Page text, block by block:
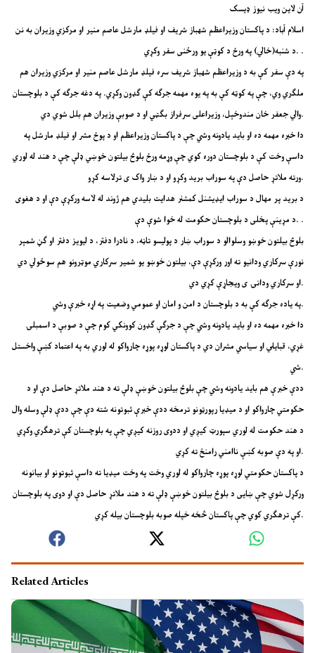
آن لاین ویب نیوز ډیسک
اسلام‌ آباد: د پاکستان وزیراعظم شهباز شریف او فیلډ مارشل عاصم منیر او مرکزي وزیران به نن
د شنبه(خالي) په ورځ د کوټې یو ورځنی سفر وکړي. .
په دې سفر کې به د وزیراعظم شهباز شریف سره فیلډ مارشل عاصم منیر او مرکزي وزیران هم
ملګري وي، چې په کوټه کې به په یوه مهمه جرګه کې ګډون وکړي. په دغه جرګه کې د بلوچستان
والي جعفر خان مندوخېل، وزیراعلی سرفراز بګټي او د صوبې وزیران هم بلل شوي دي.
دا خبره مهمه ده او باید یادونه وشي چې د پاکستان وزیراعظم او د پوځ مشر او فیلډ مارشل په
داسې وخت کې د بلوچستان دوره کوي چې وړمه ورځ بلوڅ بیلتون خوښي ډلې چې د هند له لوري
ورته ملاتړ حاصل دې په سوراب برید وکړو او د ښار واک ی ترلاسه کړو.
د برید پر مهال د سوراب ایډیشنل کمشنر هدایت بلیدي هم ژوند له لاسه ورکړې دې او د هغوی
د مړینې پخلی د بلوچستان حکومت له خوا شوې دې. .
بلوڅ بیلتون خوښو وسلوالو د سوراب ښار د پولیسو تاڼه، د نادرا دفتر، د لیویز دفتر او ګڼ شمېر
نورې سرکاري ودانیو ته اور ورکړې دې، بیلتون خوښو یو شمیر سرکاري موټرونو هم سوځولي دي
او سرکاري ودانۍ ی ویجاړې کړي دي.
په یاده جرګه کې به د بلوچستان د امن و امان او عمومي وضعيت په اړه خبرې وشي.
دا خبره مهمه ده او باید یادونه وشي چې د جرګې ګډون کوونکي کوم چې د صوبې د اسمبلۍ
غړي، قبایلي او سیاسي مشران دي د پاکستان لوړه پوړه چارواکو له لوري به په اعتماد کښې واخستل
شي.
ددې خبرې هم باید یادونه وشي چې بلوڅ بیلتون خوښې ډلې ته د هند ملاتړ حاصل دې او د
حکومتي چارواکو او د میډیا رپورټونو ترمخه ددې خبرې ثبوتونه شته دې چې ددې ډلې وسله وال
د هند حکومت له لوري سپورټ کیږي او ددوی روزنه کیږي چې په بلوچستان کې ترهګري وکړي
او په دې صوبه کښې ناامني رامنځ ته کړي.
د پاکستان حکومتي لوړه پوړه چارواکو له لوري وخت په وخت میډیا ته داسې ثبوتونو او بیانونه
ورکړل شوي چې ښایی د بلوڅ بیلتون خوښې ډلې ته د هند ملاتړ حاصل دې او دوی په بلوچستان
کې ترهګري کوي چې پاکستان څخه خپله صوبه بلوچستان بیله کړي.
Related Articles